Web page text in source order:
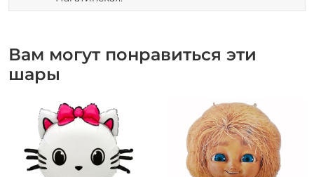
Вам могут понравиться эти
шары